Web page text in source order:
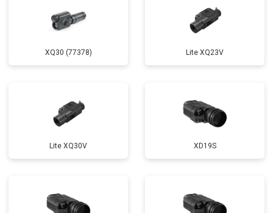
XQ30 (77378) Lite XQ23V
Lite XQ30V XD19S